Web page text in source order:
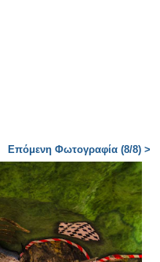
Επόμενη Φωτογραφία (8/8) >